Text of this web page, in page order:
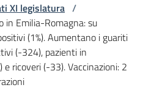
XI legislatura /
in Emilia-Romagna: su
(1%). Aumentano i guariti
(-324), pazienti in
ricoveri (-33). Vaccinazioni: 2